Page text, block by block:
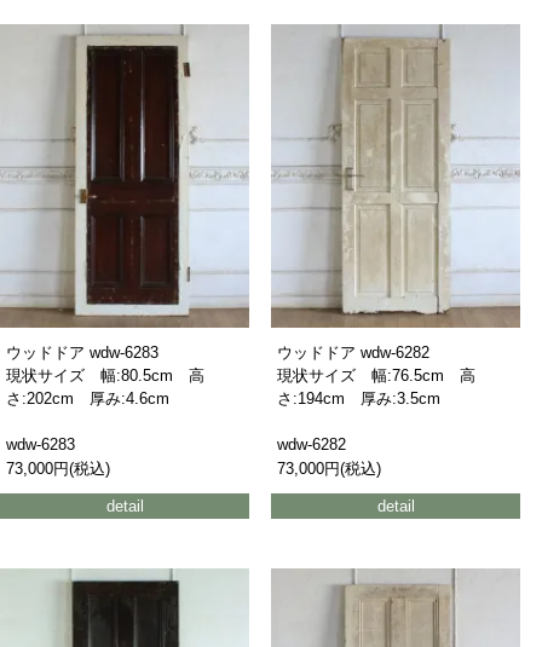
ウッドドア wdw-6283
現状サイズ 幅:80.5cm 高
さ:202cm 厚み:4.6cm
wdw-6283
73,000円(税込)
detail
ウッドドア wdw-6282
現状サイズ 幅:76.5cm 高
さ:194cm 厚み:3.5cm
wdw-6282
73,000円(税込)
detail